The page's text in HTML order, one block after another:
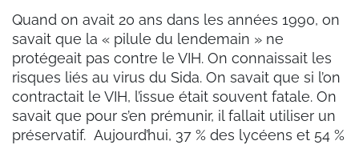
Quand on avait 20 ans dans les années 1990, on
savait que la « pilule du lendemain » ne
protégeait pas contre le VIH. On connaissait les
risques liés au virus du Sida. On savait que si l’on
contractait le VIH, l’issue était souvent fatale. On
savait que pour s’en prémunir, il fallait utiliser un
préservatif. Aujourd’hui, 37 % des lycéens et 54 %